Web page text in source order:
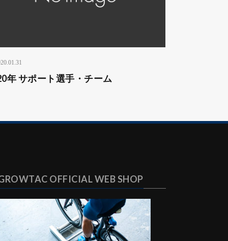
年 サポート選手・チーム
OFFICIAL WEB SHOP